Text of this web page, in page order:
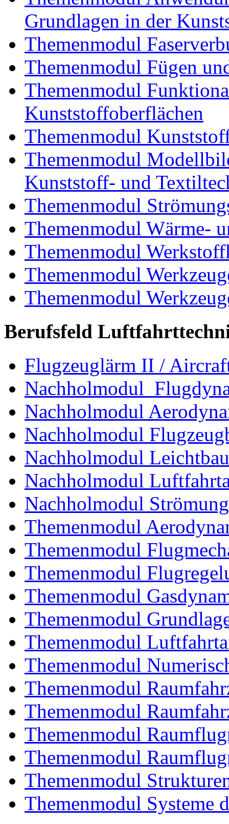
Grundlagen in der
Themenmodul
Themenmodul Fügen
Themenmodul
Kunststoffoberflächen
Themenmodul
Themenmodul
Kunststoff- und
Themenmodul
Themenmodul Wärme-
Themenmodul
Themenmodul
Themenmodul
Berufsfeld
Flugzeuglärm II /
Nachholmodul
Nachholmodul
Nachholmodul
Nachholmodul Leichtbau
Nachholmodul
Nachholmodul
Themenmodul
Themenmodul
Themenmodul
Themenmodul
Themenmodul
Themenmodul
Themenmodul
Themenmodul
Themenmodul
Themenmodul
Themenmodul
Themenmodul
Themenmodul Systeme